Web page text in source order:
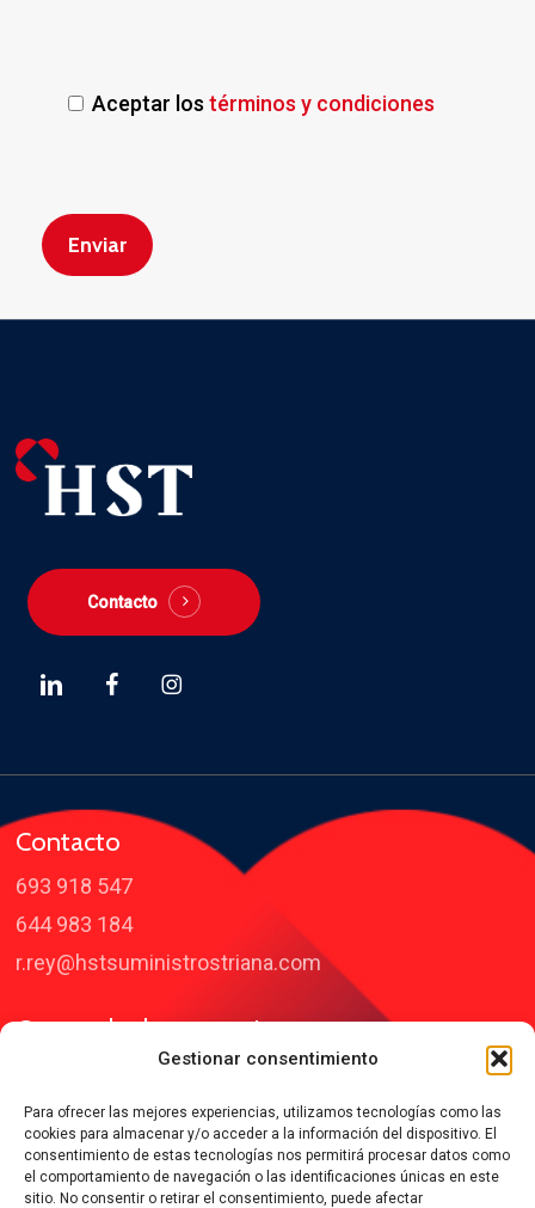
Gestionar consentimiento
Para ofrecer las mejores experiencias, utilizamos tecnologías como las
cookies para almacenar y/o acceder a la información del dispositivo. El
consentimiento de estas tecnologías nos permitirá procesar datos como
el comportamiento de navegación o las identificaciones únicas en este
sitio. No consentir o retirar el consentimiento, puede afectar
Aceptar los términos y condiciones
Contacto
Contacto
693 918 547
644 983 184
r.rey@hstsuministrostriana.com
Centro de demostraciones